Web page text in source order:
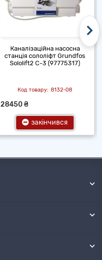
Каналізаційна насосна
станція сололіфт Grundfos
Sololift2 C-3 (97775317)
8132-08
28450 ₴
закінчився